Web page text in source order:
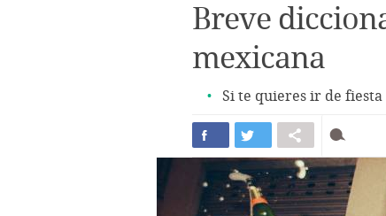
Breve
mexicana
Si te quieres ir de